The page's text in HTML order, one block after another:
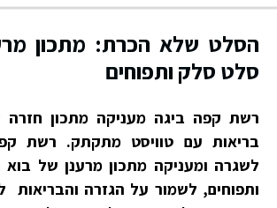
הסלט שלא הכרת: מתכון
סלט סלק ותפוחים
רשת קפה ביגה מעניקה מתכון
בריאות עם טוויסט מתקתק. רשת
לשגרה ומעניקה מתכון מרענן של
ותפוחים, לשמור על הגזרה והבריאות